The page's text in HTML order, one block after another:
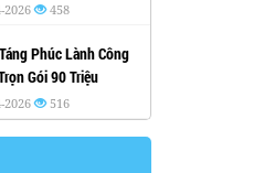
2026 458
Phúc Lành Công
Gói 90 Triệu
2026 516